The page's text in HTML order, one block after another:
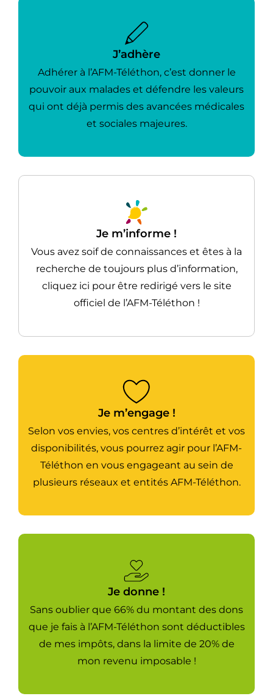
J’adhère
Adhérer à l’AFM-Téléthon, c’est donner le
pouvoir aux malades et défendre les valeurs
qui ont déjà permis des avancées médicales
et sociales majeures.
Je m’informe !
Vous avez soif de connaissances et êtes à la
recherche de toujours plus d’information,
cliquez ici pour être redirigé vers le site
officiel de l’AFM-Téléthon !
Je m’engage !
Selon vos envies, vos centres d’intérêt et vos
disponibilités, vous pourrez agir pour l’AFM-
Téléthon en vous engageant au sein de
plusieurs réseaux et entités AFM-Téléthon.
Je donne !
Sans oublier que 66% du montant des dons
que je fais à l’AFM-Téléthon sont déductibles
de mes impôts, dans la limite de 20% de
mon revenu imposable !